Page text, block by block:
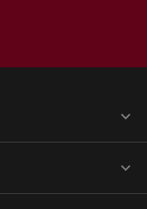

